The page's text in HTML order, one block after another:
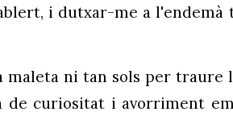
i dutxar-me a
maleta ni tan sols per
de curiositat i avorriment